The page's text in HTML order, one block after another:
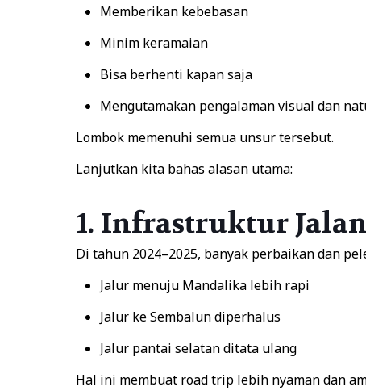
Memberikan kebebasan
Minim keramaian
Bisa berhenti kapan saja
Mengutamakan pengalaman visual dan
Lombok memenuhi semua unsur tersebut.
Lanjutkan kita bahas alasan utama:
1. Infrastruktur
Di tahun 2024–2025, banyak perbaikan dan
Jalur menuju Mandalika lebih rapi
Jalur ke Sembalun diperhalus
Jalur pantai selatan ditata ulang
Hal ini membuat road trip lebih nyaman dan